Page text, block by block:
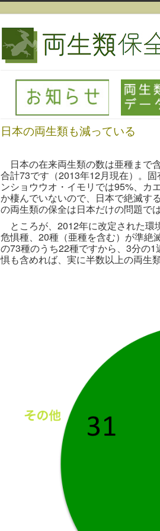
日本の両生類も減っている
日本の在来両生類の数は亜種まで
合計73です（2013年12月現在）。
ンショウウオ・イモリでは95%、カ
か棲んでいないので、日本で絶滅す
の両生類の保全は日本だけの問題で
ところが、2012年に改定された環
危惧種、20種（亜種を含む）が準絶
の73種のうち22種ですから、3分の
惧も含めれば、実に半数以上の両生